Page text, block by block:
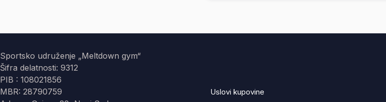
Sportsko udruženje „Meltdown gym“
Šifra delatnosti: 9312
PIB : 108021856
MBR: 28790759
Uslovi kupovine